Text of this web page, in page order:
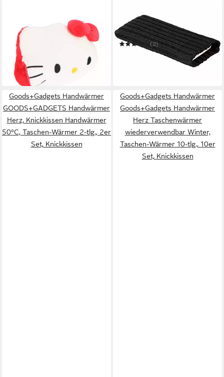
Handwärmer Kuscheltier
Kissen 3 in 1 Plüschkissen mit
Handtaschen
34,95 €
-22%
in 5-6 Werktagen bei dir
Handwärmer USB
Taschenwärmer
Handwärmer
Hosentaschenwärmer mit
(2)
34,99 €
Goods+Gadgets Handwärmer
GOODS+GADGETS Handwärmer
Herz, Knickkissen Handwärmer
50°C, Taschen-Wärmer 2-tlg., 2er
Set, Knickkissen
Goods+Gadgets Handwärmer
Goods+Gadgets Handwärmer
Herz Taschenwärmer
wiederverwendbar Winter,
Taschen-Wärmer 10-tlg., 10er
Set, Knickkissen